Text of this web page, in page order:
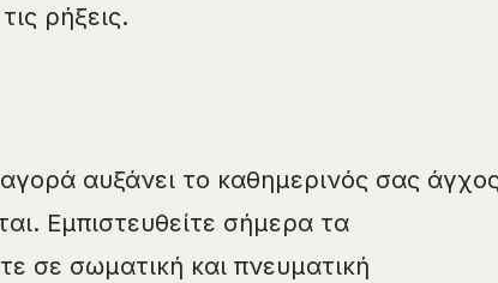
ρήξεις.
αυξάνει το καθημερινός σας
Εμπιστευθείτε σήμερα τα
σε σωματική και πνευματική